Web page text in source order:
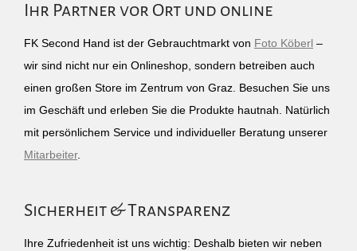
Ihr Partner vor Ort und online
FK Second Hand ist der Gebrauchtmarkt von Foto Köberl –
wir sind nicht nur ein Onlineshop, sondern betreiben auch
einen großen Store im Zentrum von Graz. Besuchen Sie uns
im Geschäft und erleben Sie die Produkte hautnah. Natürlich
mit persönlichem Service und individueller Beratung unserer
Mitarbeiter.
Sicherheit & Transparenz
Ihre Zufriedenheit ist uns wichtig: Deshalb bieten wir neben